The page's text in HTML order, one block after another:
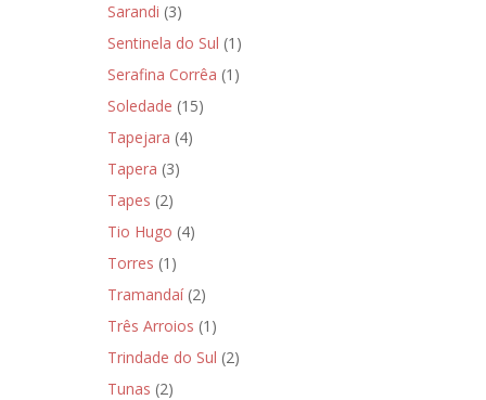
Sarandi (3)
Sentinela do Sul (1)
Serafina Corrêa (1)
Soledade (15)
Tapejara (4)
Tapera (3)
Tapes (2)
Tio Hugo (4)
Torres (1)
Tramandaí(2)
Três Arroios (1)
Trindade do Sul (2)
Tunas (2)